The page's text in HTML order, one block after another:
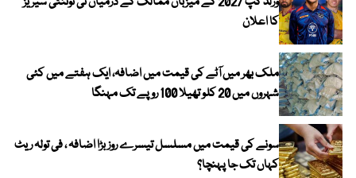
کا اعلان
ملک بھر میں آٹے کی قیمت میں اضافہ، ایک ہفتے میں کئی
شہروں میں 20 کلو تھیلا 100 روپے تک مہنگا
سونے کی قیمت میں مسلسل تیسرے روز بڑا اضافہ ، فی تولہ ریٹ
کہاں تک جا پہنچا؟